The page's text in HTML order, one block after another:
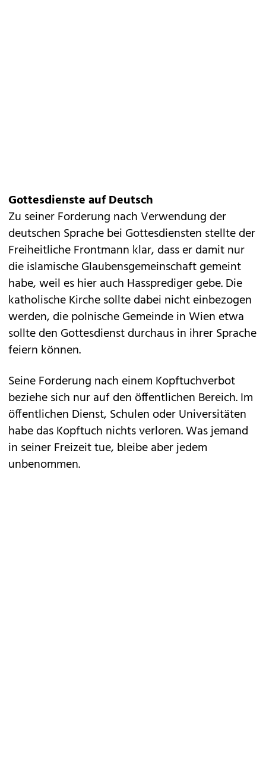
Gottesdienste auf Deutsch
Zu seiner Forderung nach Verwendung der
deutschen Sprache bei Gottesdiensten stellte der
Freiheitliche Frontmann klar, dass er damit nur
die islamische Glaubensgemeinschaft gemeint
habe, weil es hier auch Hassprediger gebe. Die
katholische Kirche sollte dabei nicht einbezogen
werden, die polnische Gemeinde in Wien etwa
sollte den Gottesdienst durchaus in ihrer Sprache
feiern können.
Seine Forderung nach einem Kopftuchverbot
beziehe sich nur auf den öffentlichen Bereich. Im
öffentlichen Dienst, Schulen oder Universitäten
habe das Kopftuch nichts verloren. Was jemand
in seiner Freizeit tue, bleibe aber jedem
unbenommen.